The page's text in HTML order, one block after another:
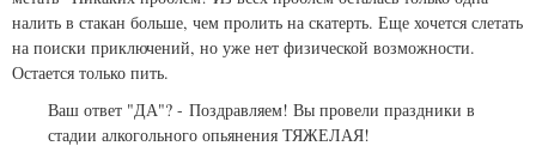
налить в стакан больше, чем пролить на скатерть. Еще хочется слетать
на поиски приключений, но уже нет физической возможности.
Остается только пить.
Ваш ответ "ДА"? - Поздравляем! Вы провели праздники в
стадии алкогольного опьянения ТЯЖЕЛАЯ!